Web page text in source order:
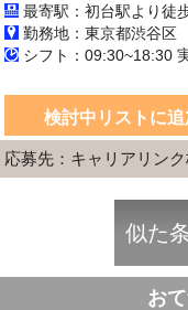
最寄駅：初台駅より徒
勤務地：東京都渋谷区
検討中リストに追
応募先：キャリアリン
似た
お